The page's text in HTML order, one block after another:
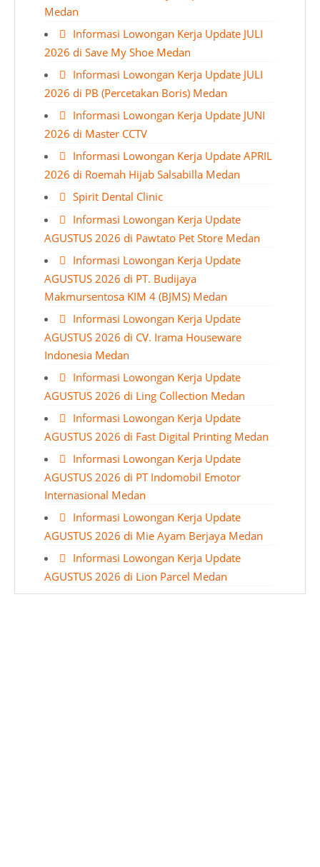
Medan
Informasi Lowongan Kerja Update JULI
2026 di Save My Shoe Medan
Informasi Lowongan Kerja Update JULI
2026 di PB (Percetakan Boris) Medan
Informasi Lowongan Kerja Update JUNI
2026 di Master CCTV
Informasi Lowongan Kerja Update APRIL
2026 di Roemah Hijab Salsabilla Medan
Spirit Dental Clinic
Informasi Lowongan Kerja Update
AGUSTUS 2026 di Pawtato Pet Store Medan
Informasi Lowongan Kerja Update
AGUSTUS 2026 di PT. Budijaya
Makmursentosa KIM 4 (BJMS) Medan
Informasi Lowongan Kerja Update
AGUSTUS 2026 di CV. Irama Houseware
Indonesia Medan
Informasi Lowongan Kerja Update
AGUSTUS 2026 di Ling Collection Medan
Informasi Lowongan Kerja Update
AGUSTUS 2026 di Fast Digital Printing Medan
Informasi Lowongan Kerja Update
AGUSTUS 2026 di PT Indomobil Emotor
Internasional Medan
Informasi Lowongan Kerja Update
AGUSTUS 2026 di Mie Ayam Berjaya Medan
Informasi Lowongan Kerja Update
AGUSTUS 2026 di Lion Parcel Medan